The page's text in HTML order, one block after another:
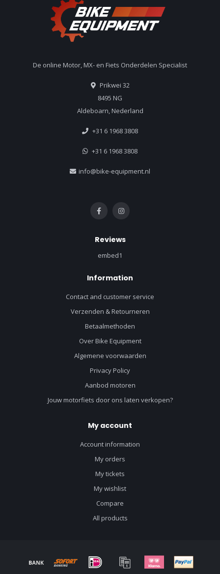
De online Motor, MX- en Fiets Onderdelen Specialist
Prikwei 32
8495 NG
Aldeboarn, Nederland
+31 6 1968 3808
+31 6 1968 3808
info@bike-equipment.nl
Reviews
embed1
Information
Contact and customer service
Verzenden & Retourneren
Betaalmethoden
Over Bike Equipment
Algemene voorwaarden
Privacy Policy
Aanbod motoren
Jouw motorfiets door ons laten verkopen?
My account
Account information
My orders
My tickets
My wishlist
Compare
All products